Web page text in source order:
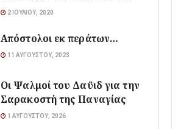
2 ΙΟΥΛΊΟΥ, 2020
Απόστολοι εκ περάτων…
11 ΑΥΓΟΎΣΤΟΥ, 2023
Οι Ψαλμοί του Δαϋιδ για την
Σαρακοστή της Παναγίας
1 ΑΥΓΟΎΣΤΟΥ, 2026